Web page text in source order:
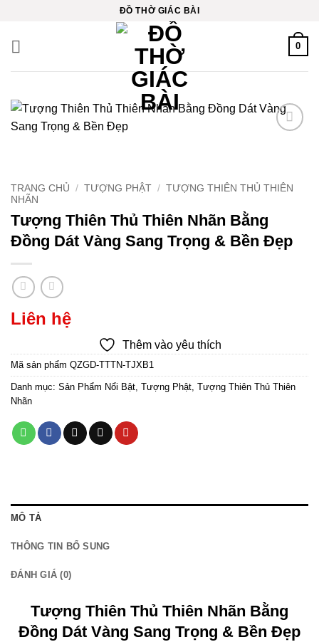
Panel
Panel
satın al
nội
ĐỒ THỜ GIÁC BÀI
0
thích
TRANG CHỦ / TƯỢNG PHẬT / TƯỢNG THIÊN THỦ THIÊN
NHÃN
Tượng Thiên Thủ Thiên Nhãn Bằng
Đồng Dát Vàng Sang Trọng & Bền Đẹp
Liên hệ
Thêm vào yêu thích
Mã sản phẩm QZGD-TTTN-TJXB1
Danh mục: Sản Phẩm Nổi Bật, Tượng Phật, Tượng Thiên Thủ Thiên
Nhãn
MÔ TẢ
THÔNG TIN BỔ SUNG
ĐÁNH GIÁ (0)
Tượng Thiên Thủ Thiên Nhãn Bằng
Đồng Dát Vàng Sang Trọng & Bền Đẹp